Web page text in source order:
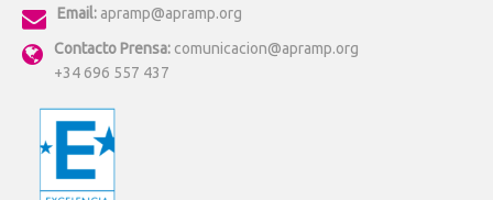
Email: apramp@apramp.org
Contacto Prensa: comunicacion@apramp.org
+34 696 557 437